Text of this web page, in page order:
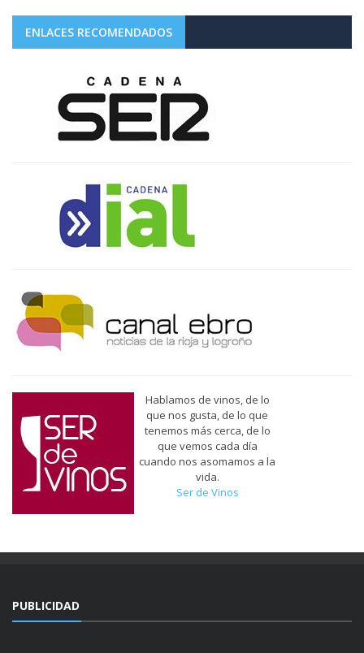
ENLACES RECOMENDADOS
Hablamos de vinos, de lo
que nos gusta, de lo que
tenemos más cerca, de lo
que vemos cada día
cuando nos asomamos a la
vida.
Ser de Vinos
PUBLICIDAD